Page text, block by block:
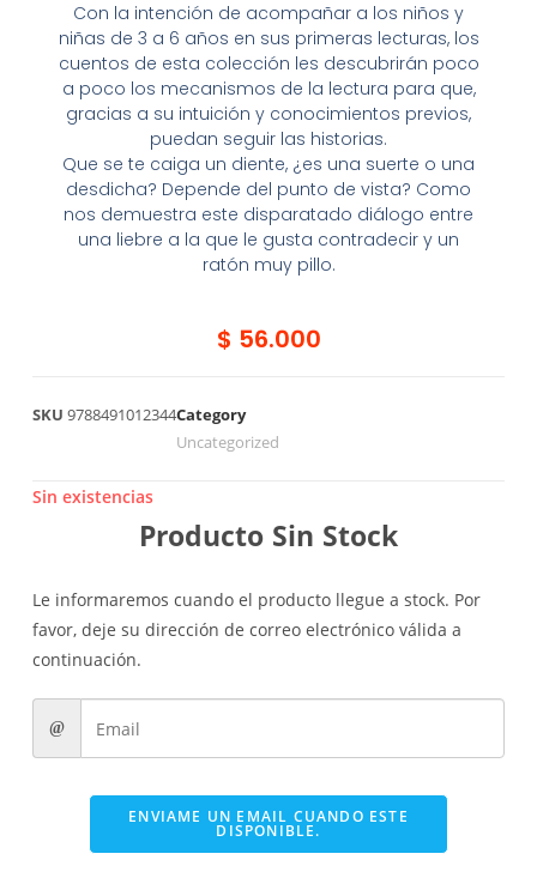
Con la intención de acompañar a los niños y
niñas de 3 a 6 años en sus primeras lecturas, los
cuentos de esta colección les descubrirán poco
a poco los mecanismos de la lectura para que,
gracias a su intuición y conocimientos previos,
puedan seguir las historias.
Que se te caiga un diente, ¿es una suerte o una
desdicha? Depende del punto de vista? Como
nos demuestra este disparatado diálogo entre
una liebre a la que le gusta contradecir y un
ratón muy pillo.
$ 56.000
SKU 9788491012344Category
Uncategorized
Sin existencias
Producto Sin Stock
Le informaremos cuando el producto llegue a stock. Por
favor, deje su dirección de correo electrónico válida a
continuación.
ENVIAME UN EMAIL CUANDO ESTE
DISPONIBLE.